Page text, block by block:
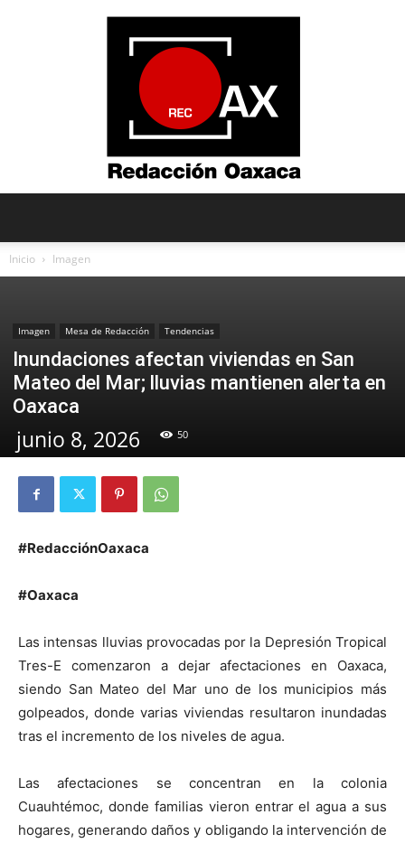
Inicio Imagen
Imagen Mesa de Redacción Tendencias
Inundaciones afectan viviendas en San
Mateo del Mar; lluvias mantienen alerta en
Oaxaca
junio 8, 2026 50
#RedacciónOaxaca
#Oaxaca
Las intensas lluvias provocadas por la Depresión Tropical
Tres-E comenzaron a dejar afectaciones en Oaxaca,
siendo San Mateo del Mar uno de los municipios más
golpeados, donde varias viviendas resultaron inundadas
tras el incremento de los niveles de agua.
Las afectaciones se concentran en la colonia
Cuauhtémoc, donde familias vieron entrar el agua a sus
hogares, generando daños y obligando la intervención de